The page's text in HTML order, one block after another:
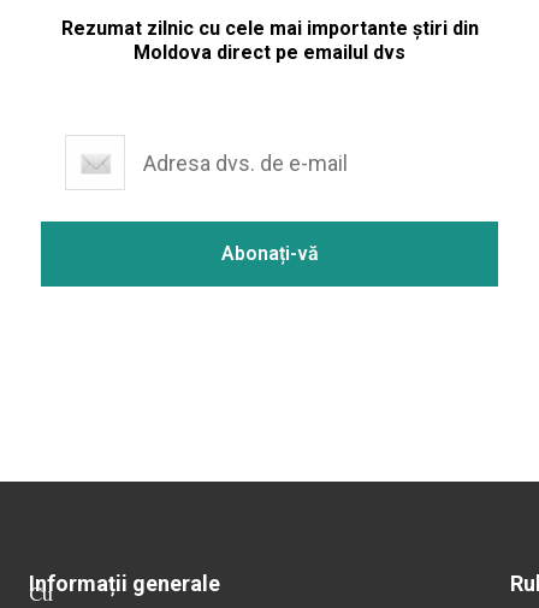
Rezumat zilnic cu cele mai importante știri din
Moldova direct pe emailul dvs
Cu
Informații generale